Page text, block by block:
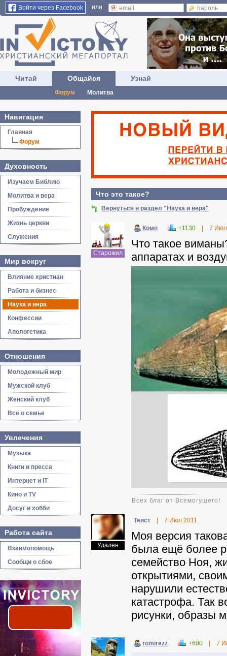
Войти через Facebook или
Читай Общайся
Форум Молитва
Узнай
Навигация
Главная
Форум
Духовность
Изучаем Библию
Молитва и вера
Пробуждение
Жизнь церкви
Служения
Мир вокруг
Влияние христиан
Работа и бизнес
Наука и вера
Конфессии
Апологетика
Отношения
Молодежный мир
Мужской клуб
Женский клуб
Все о семье
Увлечения
Музыка
Книги и пресса
Интернет и IT
Кино и TV
Досуг и хобби
Работа сайта
Взаимопомощь
Сообщи о сбое
Что это такое?
Вернуться в раздел "Наука и вера"
Старожил
Комп +1130 7
Что такое
аппаратах и
Всех благ от Всемогущего!
Удален
Теист 7 Июл 2011
Моя версия
была ещё более
семейство Ноя,
открытиями,
нарушили
катастрофа. Так
рисунки, образы
romirezz +600 7